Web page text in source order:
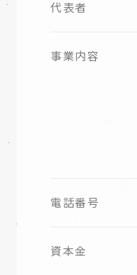
代表者
事業内容
電話番号
資本金